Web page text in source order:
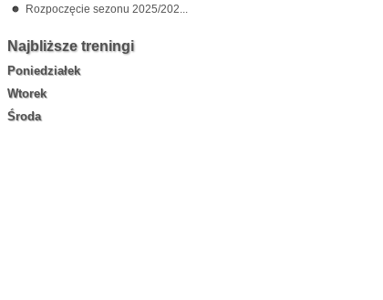
Rozpoczęcie sezonu 2025/202...
Najbliższe treningi
Poniedziałek
Wtorek
Środa